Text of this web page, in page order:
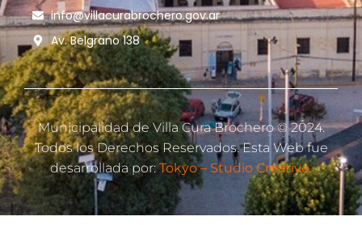
info@villacurabrochero.gov.ar
Av. Belgrano 138
Municipalidad de Villa Cura Brochero © 2024.
Todos los Derechos Reservados. Esta Web fue
desarrollada por: Tokyo – Studio Creativo.